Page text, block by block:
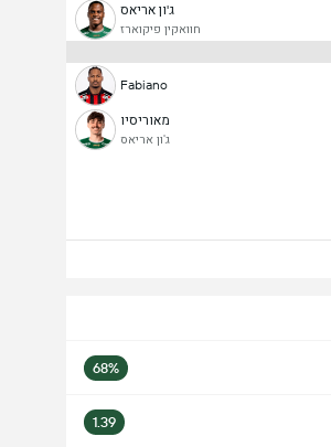
ג'ון אריאס
חוואקין פיקוארז
Fabiano
מאוריסיו
ג'ון אריאס
68%
1.39